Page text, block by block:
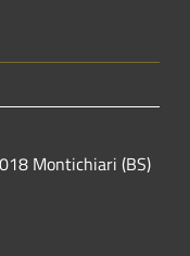
Montichiari (BS)